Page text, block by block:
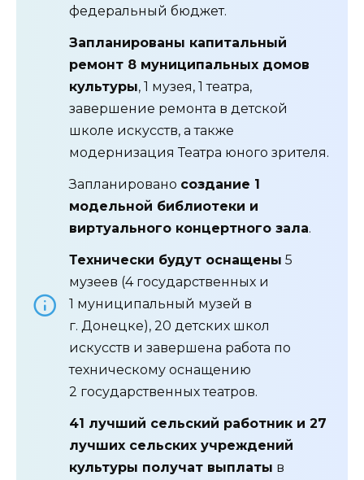
федеральный бюджет.
Запланированы капитальный
ремонт 8 муниципальных домов
культуры, 1 музея, 1 театра,
завершение ремонта в детской
школе искусств, а также
модернизация Театра юного зрителя.
Запланировано создание 1
модельной библиотеки и
виртуального концертного зала.
Технически будут оснащены 5
музеев (4 государственных и
1 муниципальный музей в
г. Донецке), 20 детских школ
искусств и завершена работа по
техническому оснащению
2 государственных театров.
41 лучший сельский работник и 27
лучших сельских учреждений
культуры получат выплаты в